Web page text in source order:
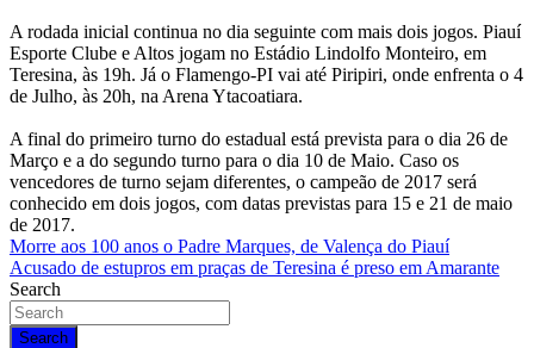
A rodada inicial continua no dia seguinte com mais dois jogos. Piauí
Esporte Clube e Altos jogam no Estádio Lindolfo Monteiro, em
Teresina, às 19h. Já o Flamengo-PI vai até Piripiri, onde enfrenta o 4
de Julho, às 20h, na Arena Ytacoatiara.
A final do primeiro turno do estadual está prevista para o dia 26 de
Março e a do segundo turno para o dia 10 de Maio. Caso os
vencedores de turno sejam diferentes, o campeão de 2017 será
conhecido em dois jogos, com datas previstas para 15 e 21 de maio
de 2017.
Navegação
de
Post
Morre aos 100 anos o Padre Marques, de Valença do Piauí
Acusado de estupros em praças de Teresina é preso em Amarante
Search
Search